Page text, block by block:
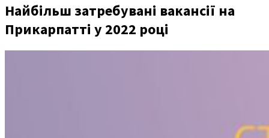
Найбільш затребувані вакансії на
Прикарпатті у 2022 році